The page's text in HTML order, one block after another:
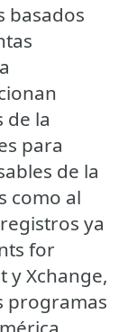
basados
de la
para
de la
como al
ya
for
y Xchange,
programas